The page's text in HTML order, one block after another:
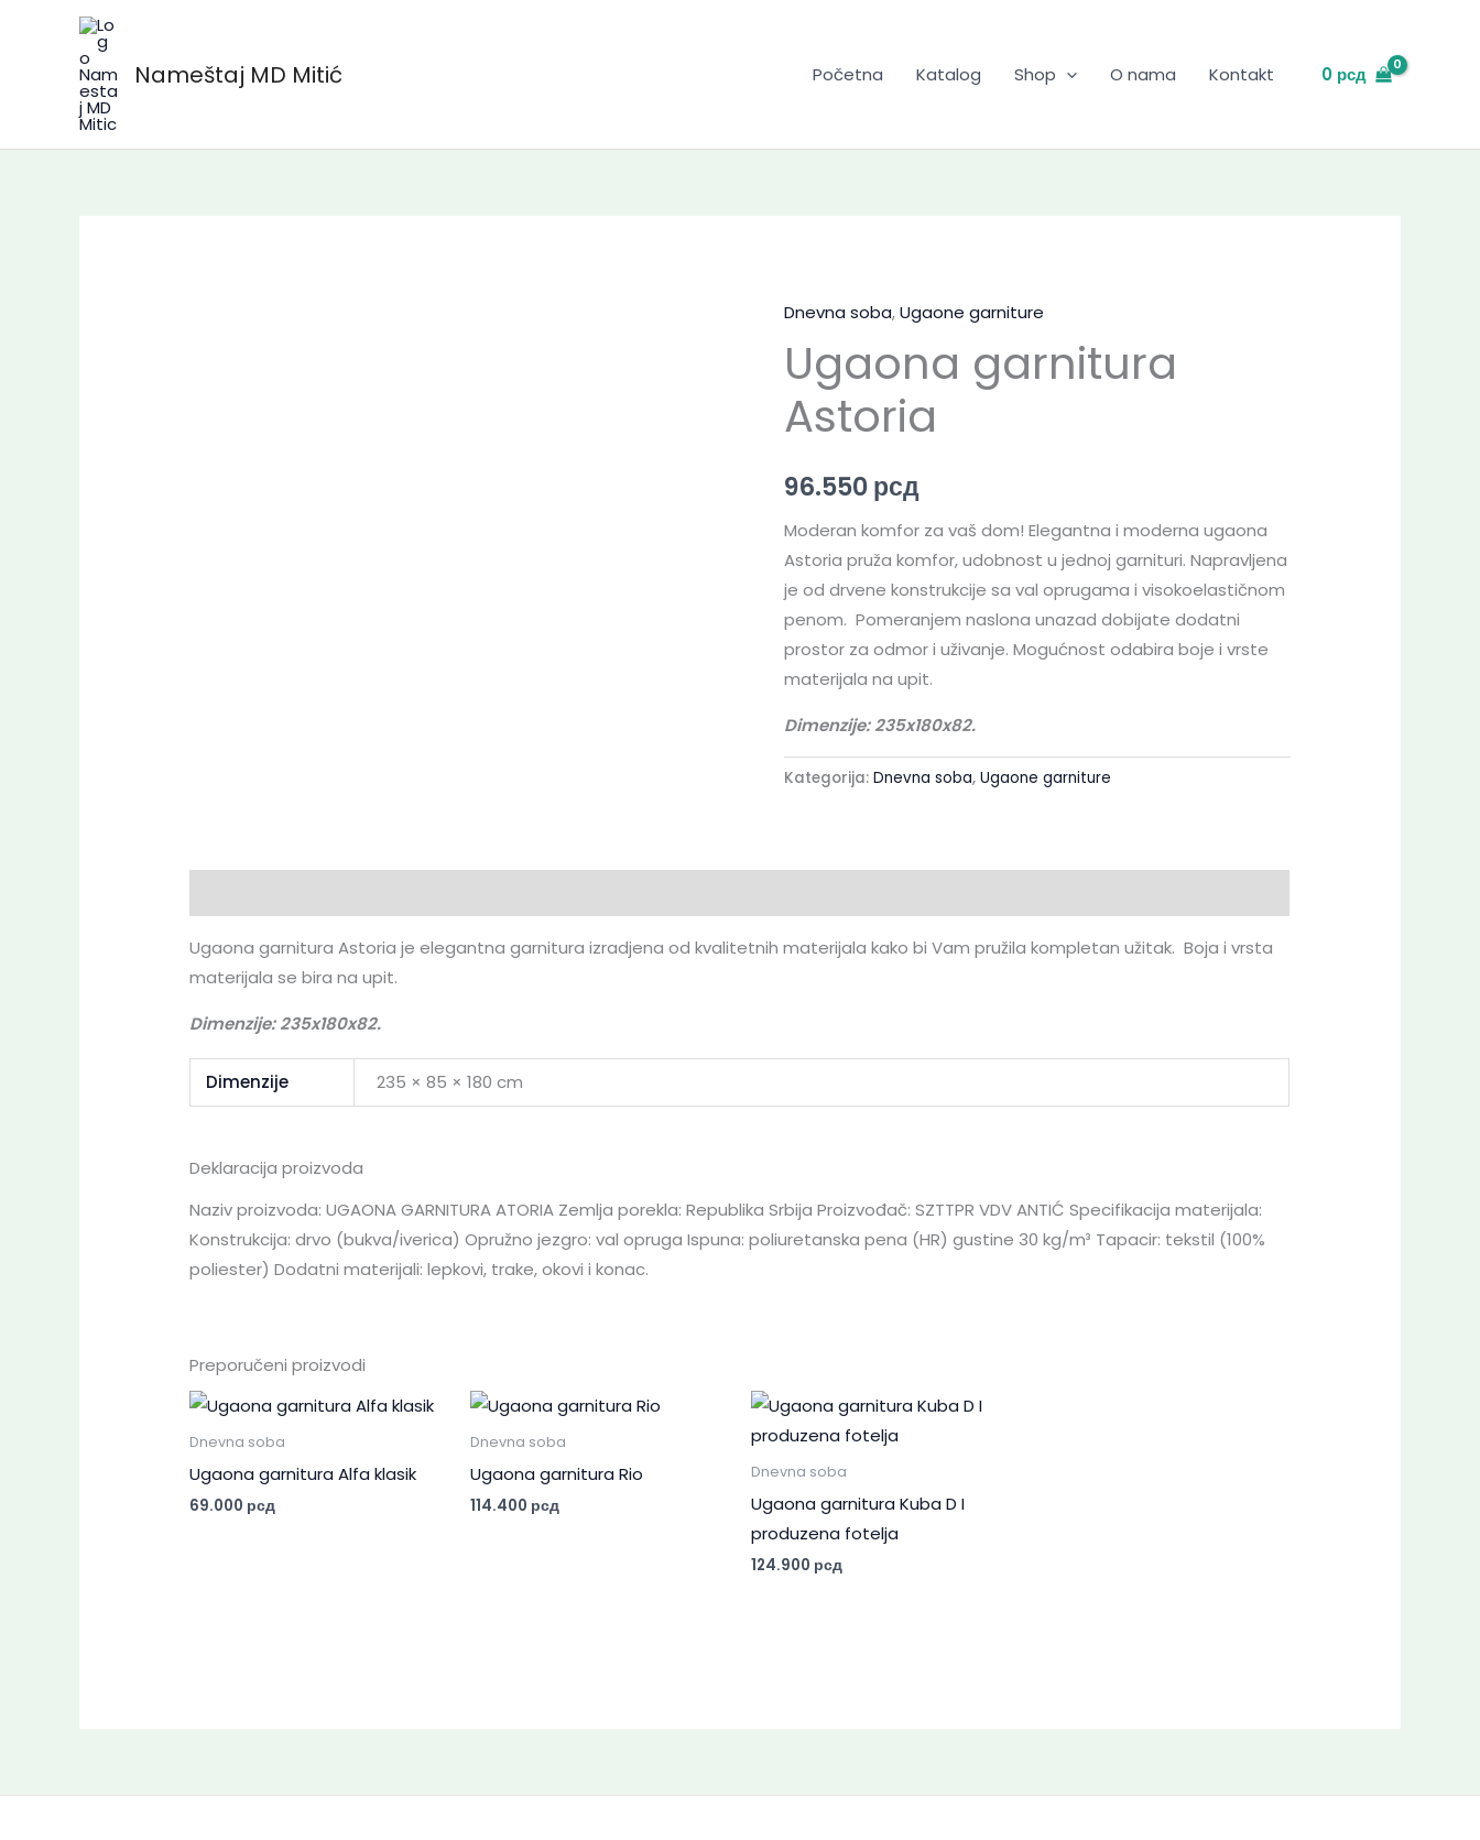
Nameštaj MD Mitić Početna Katalog Shop O nama Kontakt 0 рсд
Dnevna soba,Ugaone garniture
Ugaona garnitura
Astoria
96.550рсд
Moderan komfor za vaš dom! Elegantna i moderna ugaona
Astoria pruža komfor, udobnost u jednoj garnituri. Napravljena
je od drvene konstrukcije sa val oprugama i visokoelastičnom
penom. Pomeranjem naslona unazad dobijate dodatni
prostor za odmor i uživanje. Mogućnost odabira boje i vrste
materijala na upit.
Dimenzije: 235x180x82.
Kategorija: Dnevna soba, Ugaone garniture
Ugaona garnitura Astoria je elegantna garnitura izradjena od kvalitetnih materijala kako bi Vam pružila kompletan užitak. Boja i vrsta
materijala se bira na upit.
Dimenzije: 235x180x82.
Dimenzije 235 × 85 × 180 cm
Deklaracija proizvoda
Naziv proizvoda: UGAONA GARNITURA ATORIA Zemlja porekla: Republika Srbija Proizvođač: SZTTPR VDV ANTIĆ Specifikacija materijala:
Konstrukcija: drvo (bukva/iverica) Opružno jezgro: val opruga Ispuna: poliuretanska pena (HR) gustine 30 kg/m³ Tapacir: tekstil (100%
poliester) Dodatni materijali: lepkovi, trake, okovi i konac.
Preporučeni proizvodi
Dnevna soba
Ugaona garnitura Alfa klasik
69.000 рсд
Dnevna soba
Ugaona garnitura Rio
114.400 рсд
Dnevna soba
Ugaona garnitura Kuba D I
produzena fotelja
124.900 рсд